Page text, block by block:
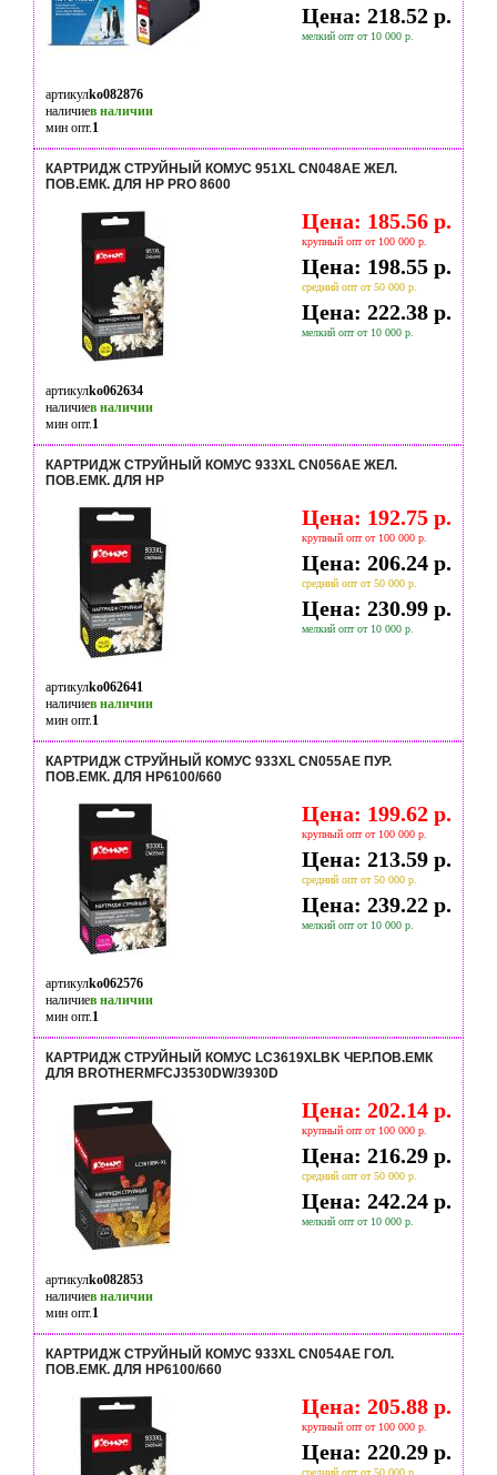
Цена: 218.52 р.
мелкий опт от 10 000 р.
артикулko082876
наличиев наличии
мин опт.1
КАРТРИДЖ СТРУЙНЫЙ КОМУС 951XL CN048AE ЖЕЛ.
ПОВ.ЕМК. ДЛЯ HP PRO 8600
Цена: 185.56 р.
крупный опт от 100 000 р.
Цена: 198.55 р.
средний опт от 50 000 р.
Цена: 222.38 р.
мелкий опт от 10 000 р.
артикулko062634
наличиев наличии
мин опт.1
КАРТРИДЖ СТРУЙНЫЙ КОМУС 933XL CN056AE ЖЕЛ.
ПОВ.ЕМК. ДЛЯ HP
Цена: 192.75 р.
крупный опт от 100 000 р.
Цена: 206.24 р.
средний опт от 50 000 р.
Цена: 230.99 р.
мелкий опт от 10 000 р.
артикулko062641
наличиев наличии
мин опт.1
КАРТРИДЖ СТРУЙНЫЙ КОМУС 933XL CN055AE ПУР.
ПОВ.ЕМК. ДЛЯ HP6100/660
Цена: 199.62 р.
крупный опт от 100 000 р.
Цена: 213.59 р.
средний опт от 50 000 р.
Цена: 239.22 р.
мелкий опт от 10 000 р.
артикулko062576
наличиев наличии
мин опт.1
КАРТРИДЖ СТРУЙНЫЙ КОМУС LC3619XLBK ЧЕР.ПОВ.ЕМК
ДЛЯ BROTHERMFCJ3530DW/3930D
Цена: 202.14 р.
крупный опт от 100 000 р.
Цена: 216.29 р.
средний опт от 50 000 р.
Цена: 242.24 р.
мелкий опт от 10 000 р.
артикулko082853
наличиев наличии
мин опт.1
КАРТРИДЖ СТРУЙНЫЙ КОМУС 933XL CN054AE ГОЛ.
ПОВ.ЕМК. ДЛЯ HP6100/660
Цена: 205.88 р.
крупный опт от 100 000 р.
Цена: 220.29 р.
средний опт от 50 000 р.